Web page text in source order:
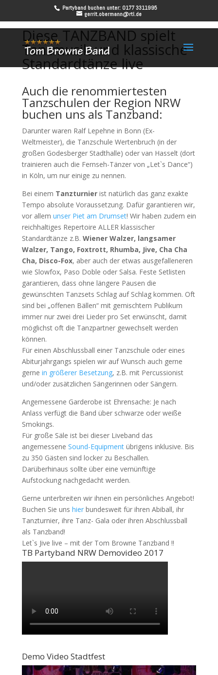
Partyband buchen unter: 0177 3311995
gerrit.obermann@rtl.de
Diese TANZBAND spielt
Tanzmusik und klassische
Standardtänze live
Auch die renommiertesten
Tanzschulen der Region NRW
buchen uns als Tanzband:
Darunter waren Ralf Lepehne in Bonn (Ex-
Weltmeister), die Tanzschule Wertenbruch (in der
großen Godesberger Stadthalle) oder van Hasselt (dort
trainieren auch die Fernseh-Tänzer von „Let`s Dance“)
in Köln, um nur einige zu nennen.
Bei einem Tanzturnierist natürlich das ganz exakte
Tempo absolute Voraussetzung. Dafür garantieren wir,
vor allem unser Piet am Drumset! Wir haben zudem ein
reichhaltiges Repertoire ALLER klassischer
Standardtänze z.B. Wiener Walzer, langsamer
Walzer, Tango, Foxtrott, Rhumba, Jive, Cha Cha
Cha, Disco-Fox, aber auch der etwas ausgefalleneren
wie Slowfox, Paso Doble oder Salsa. Feste Setlisten
garantieren, dass ohne längere Pausen die
gewünschten Tanzsets Schlag auf Schlag kommen. Oft
sind bei „offenen Bällen“ mit gemischtem Publikum
immer nur zwei drei Lieder pro Set erwünscht, damit
möglichst oft die Tanzpartner gewechselt werden
können.
Für einen Abschlussball einer Tanzschule oder eines
Abiturjahrgangs spielen wir auf Wunsch auch gerne
gerne in größerer Besetzung, z.B. mit Percussionist
und/oder zusätzlichen Sängerinnen oder Sängern.
Angemessene Garderobe ist Ehrensache: Je nach
Anlass verfügt die Band über schwarze oder weiße
Smokings.
Für große Säle ist bei dieser Liveband das
angemessene Sound-Equipmentübrigens inklusive. Bis
zu 350 Gästen sind locker zu Beschallen.
Darüberhinaus sollte über eine vernünftige
Aufstockung nachgedacht werden.
Gerne unterbreiten wir ihnen ein persönliches Angebot!
Buchen Sie uns hierbundesweit für ihren Abiball, ihr
Tanzturnier, ihre Tanz- Gala oder ihren Abschlussball
als Tanzband!
Let`s Jive live – mit der Tom Browne Tanzband !!
TB Partyband NRW Demovideo 2017
Demo Video Stadtfest